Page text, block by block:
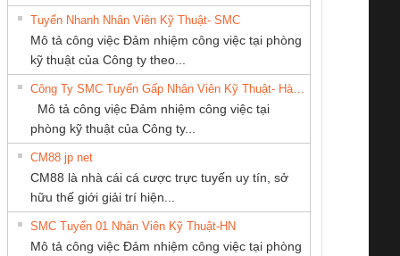
An Toàn
Contact
– PSR-
SCP-
FSP/2X1/1X2
sát chuỗi
tấm pin
16I+
(2502520000)
Bộ giám sát chuỗi
tấm pin
TRANSCLINIC 16I+
1K5 L (2433950000)
Bộ giám sát dòng
TRANSCLINIC 16I+
(2008130000)
Bộ chỉnh lưu nguồn
điện TRANSCLINIC
BKE 1K5.4
(7791400879)2. Giá
Nẹp nhôm chống
trơn Đà Nẵng
Dong Cang
LTD
CÔNG TY TNHH
THƯƠNG MẠI
THIÊN ÂN VIỆT
NAM
CÔNG TY TNHH
DỊCH VỤ KỸ
THUẬT ĐIỆN CƠ
GIA HƯNG PHÁT
TY TNHH
THUẬT KTECH
NAM
PHẦN DÂY VÀ
CÁP ĐIỆN
THƯỢNG ĐÌNH
TM-DV DAI DONG
Tuyển Nhanh Nhân Viên Kỹ Thuật- SMC
Mô tả công việc Đảm nhiệm công việc tại phòng
kỹ thuật của Công ty theo...
Mô tả công việc Đảm nhiệm công việc tại
phòng kỹ thuật của Công ty...
CM88 jp net
CM88 là nhà cái cá cược trực tuyến uy tín, sở
hữu thế giới giải trí hiện...
SMC Tuyển 01 Nhân Viên Kỹ Thuật-HN
Mô tả công việc Đảm nhiệm công việc tại phòng